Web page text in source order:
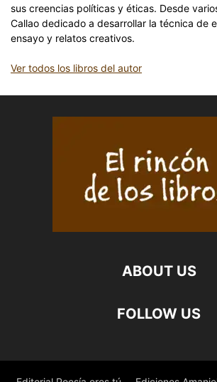
sus creencias políticas y éticas. Desde
Callao dedicado a desarrollar la técnica de
ensayo y relatos creativos.
Ver todos los libros del autor
ABOUT US
FOLLOW US